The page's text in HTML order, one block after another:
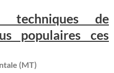
techniques de
populaires ces
(MT)